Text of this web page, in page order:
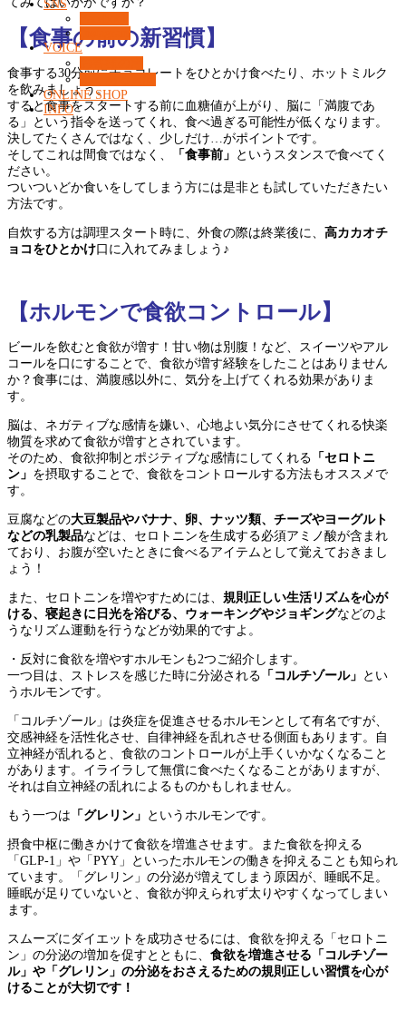
SNS
VOICE
ONLINE SHOP
INFO
【食事の前の新習慣】
食事する30分前にチョコレートをひとかけ食べたり、ホットミルク
を飲みましょう。
すると食事をスタートする前に血糖値が上がり、脳に「満腹であ
る」という指令を送ってくれ、食べ過ぎる可能性が低くなります。
決してたくさんではなく、少しだけ…がポイントです。
そしてこれは間食ではなく、
「食事前」 というスタンスで食べてく
ださい。
ついついどか食いをしてしまう方には是非とも試していただきたい
方法です。
自炊する方は調理スタート時に、外食の際は終業後に、 高カカオチ
ョコをひとかけ口に入れてみましょう♪
【ホルモンで食欲コントロール】
ビールを飲むと食欲が増す！甘い物は別腹！など、スイーツやアル
コールを口にすることで、食欲が増す経験をしたことはありません
か？食事には、満腹感以外に、気分を上げてくれる効果がありま
す。
脳は、ネガティブな感情を嫌い、心地よい気分にさせてくれる快楽
物質を求めて食欲が増すとされています。
そのため、食欲抑制とポジティブな感情にしてくれる 「セロトニ
ン」 を摂取することで、食欲をコントロールする方法もオススメで
す。
豆腐などの大豆製品やバナナ、卵、ナッツ類、チーズやヨーグルト
などの乳製品などは、セロトニンを生成する必須アミノ酸が含まれ
ており、お腹が空いたときに食べるアイテムとして覚えておきまし
ょう！
また、セロトニンを増やすためには、 規則正しい生活リズムを心が
ける、寝起きに日光を浴びる、ウォーキングやジョギングなどのよ
うなリズム運動を行うなどが効果的ですよ。
・反対に食欲を増やすホルモンも2つご紹介します。
一つ目は、ストレスを感じた時に分泌される 「コルチゾール」 とい
うホルモンです。
「コルチゾール」は炎症を促進させるホルモンとして有名ですが、
交感神経を活性化させ、自律神経を乱れさせる側面もあります。自
立神経が乱れると、食欲のコントロールが上手くいかなくなること
があります。イライラして無償に食べたくなることがありますが、
それは自立神経の乱れによるものかもしれません。
もう一つは 「グレリン」 というホルモンです。
摂食中枢に働きかけて食欲を増進させます。また食欲を抑える
「GLP-1」や「PYY」といったホルモンの働きを抑えることも知られ
ています。「グレリン」の分泌が増えてしまう原因が、睡眠不足。
睡眠が足りていないと、食欲が抑えられず太りやすくなってしまい
ます。
スムーズにダイエットを成功させるには、食欲を抑える「セロトニ
ン」の分泌の増加を促すとともに、 食欲を増進させる「コルチゾー
ル」や「グレリン」の分泌をおさえるための規則正しい習慣を心が
けることが大切です！